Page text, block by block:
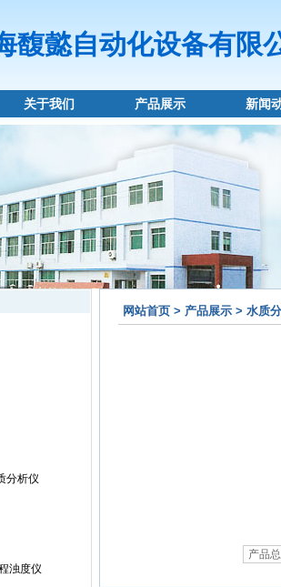
馥懿自动化设备有限
关于我们 产品展示 新闻
分析仪
浊度仪
网站首页 > 产品展示 > 水质
产品